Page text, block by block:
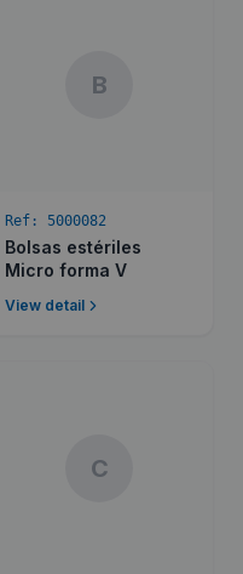
B
Ref: 5000082
Bolsas estériles
Micro forma V
View detail
C